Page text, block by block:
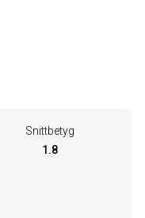
Snittbetyg
1.8